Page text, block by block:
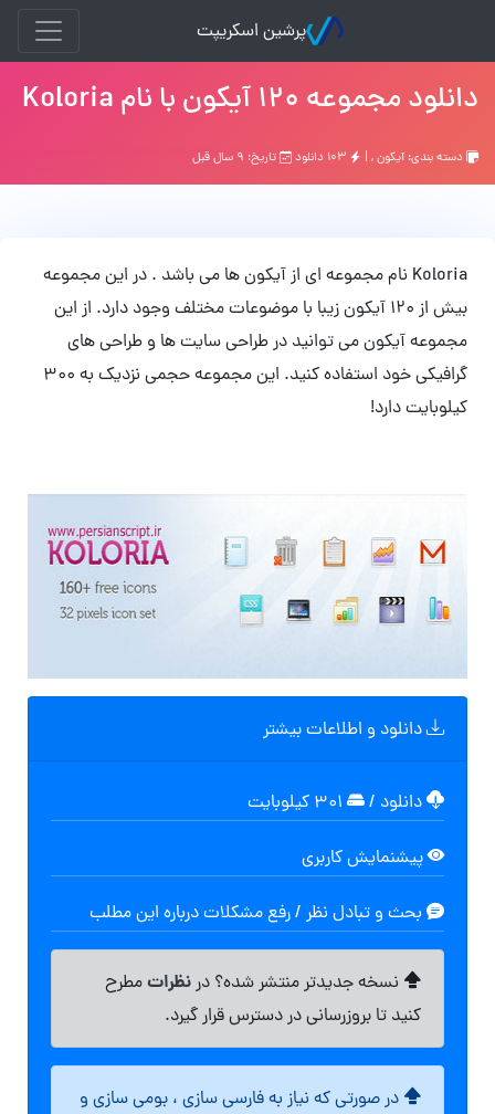
پرشین اسکریپت
دانلود مجموعه 120 آیکون با نام Koloria
دسته بندی: آیکون, | تاریخ: ۹ سال قبل
Koloria نام مجموعه ای از آیکون ها می باشد . در این مجموعه
بیش از 120 آیکون زیبا با موضوعات مختلف وجود دارد. از این
مجموعه آیکون می توانید در طراحی سایت ها و طراحی های
گرافیکی خود استفاده کنید. این مجموعه حجمی نزدیک به 300
کیلوبایت دارد!
دانلود و اطلاعات بیشتر
دانلود /
پیشنمایش کاربری
بحث و تبادل نظر / رفع مشکلات درباره این مطلب
نسخه جدیدتر منتشر شده؟ درنظراتمطرح
کنید تا بروزرسانی در دسترس قرار گیرد.
در صورتی که نیاز به فارسی سازی ، بومی سازی و